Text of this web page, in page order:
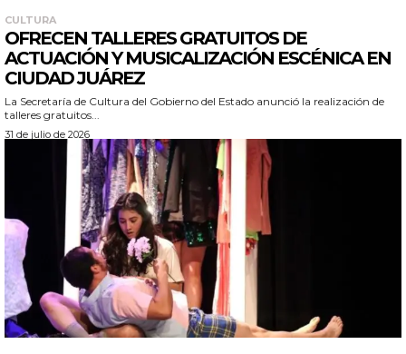
CULTURA
OFRECEN TALLERES GRATUITOS DE
ACTUACIÓN Y MUSICALIZACIÓN ESCÉNICA EN
CIUDAD JUÁREZ
La Secretaría de Cultura del Gobierno del Estado anunció la realización de
talleres gratuitos...
31 de julio de 2026